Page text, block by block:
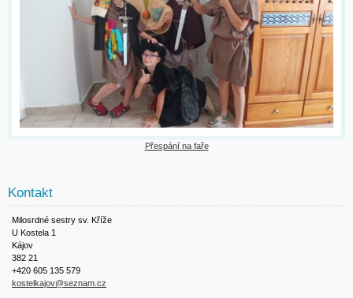
Přespání na faře
Kontakt
Milosrdné sestry sv. Kříže
U Kostela 1
Kájov
382 21
+420 605 135 579
kostelkajov@seznam.cz